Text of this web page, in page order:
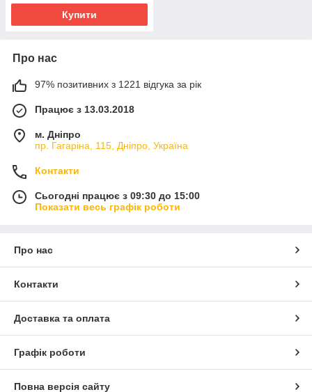
Купити
Про нас
97% позитивних з 1221 відгука за рік
Працює з 13.03.2018
м. Дніпро
пр. Гагаріна, 115, Дніпро, Україна
Контакти
Сьогодні працює з 09:30 до 15:00
Показати весь графік роботи
Про нас
Контакти
Доставка та оплата
Графік роботи
Повна версія сайту